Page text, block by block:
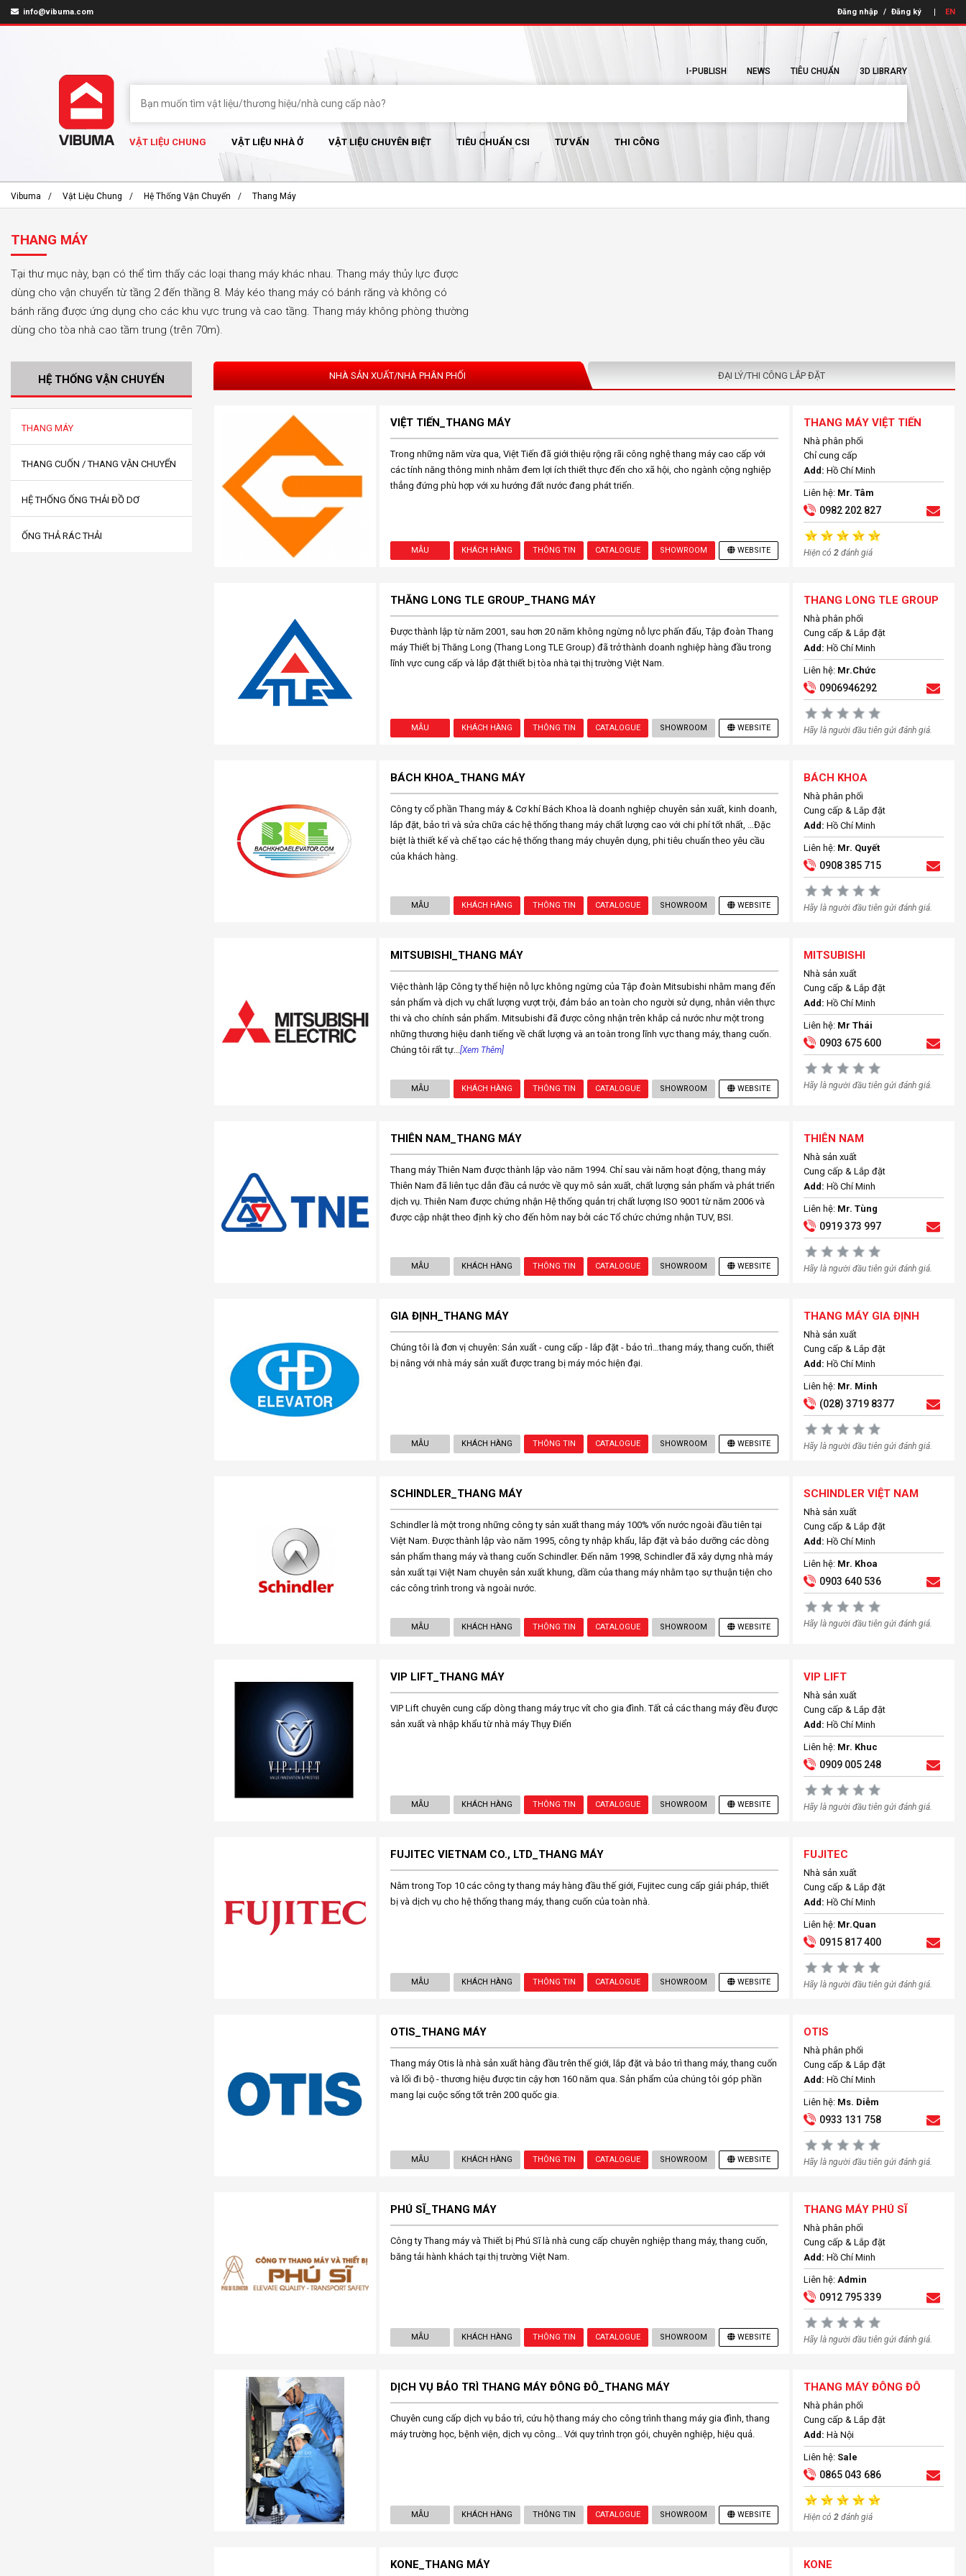
info@vibuma.com Đăng nhập / Đăng ký EN
I-PUBLISH NEWS TIÊU CHUẨN 3D LIBRARY
VẬT LIỆU CHUNG VẬT LIỆU NHÀ Ở VẬT LIỆU CHUYÊN BIỆT TIÊU CHUẨN CSI TƯ VẤN THI CÔNG
Vibuma Vật Liệu Chung Hệ Thống Vận Chuyển Thang Máy
THANG MÁY
Tại thư mục này, bạn có thể tìm thấy các loại thang máy khác nhau. Thang máy thủy lực được
dùng cho vận chuyển từ tầng 2 đến thầng 8. Máy kéo thang máy có bánh răng và không có
bánh răng được ứng dụng cho các khu vực trung và cao tầng. Thang máy không phòng thường
dùng cho tòa nhà cao tầm trung (trên 70m).
NHÀ SẢN XUẤT/NHÀ PHÂN PHỐI ĐẠI LÝ/THI CÔNG LẮP ĐẶT
VIỆT TIẾN_THANG MÁY
Trong những năm vừa qua, Việt Tiến đã giới thiệu rộng rãi công nghệ thang máy cao cấp với
các tính năng thông minh nhằm đem lợi ích thiết thực đến cho xã hội, cho ngành cộng nghiệp
thẳng đứng phù hợp với xu hướng đất nước đang phát triển.
MẪU KHÁCH HÀNG THÔNG TIN CATALOGUE SHOWROOM WEBSITE
THANG MÁY VIỆT TIẾN
Nhà phân phối
Chỉ cung cấp
Add: Hồ Chí Minh
Liên hệ: Mr. Tâm
0982 202 827
Hiện có2 đánh giá
THĂNG LONG TLE GROUP_THANG MÁY
Được thành lập từ năm 2001, sau hơn 20 năm không ngừng nỗ lực phấn đấu, Tập đoàn Thang
máy Thiết bị Thăng Long (Thang Long TLE Group) đã trở thành doanh nghiệp hàng đầu trong
lĩnh vực cung cấp và lắp đặt thiết bị tòa nhà tại thị trường Việt Nam.
MẪU KHÁCH HÀNG THÔNG TIN CATALOGUE SHOWROOM WEBSITE
THANG LONG TLE GROUP
Nhà phân phối
Cung cấp & Lắp đặt
Add: Hồ Chí Minh
Liên hệ: Mr.Chức
0906946292
Hãy là người đầu tiên gửi đánh giá.
BÁCH KHOA_THANG MÁY
Công ty cổ phần Thang máy & Cơ khí Bách Khoa là doanh nghiệp chuyên sản xuất, kinh doanh,
lắp đặt, bảo trì và sửa chữa các hệ thống thang máy chất lượng cao với chi phí tốt nhất, …Đặc
biệt là thiết kế và chế tạo các hệ thống thang máy chuyên dụng, phi tiêu chuẩn theo yêu cầu
của khách hàng.
MẪU KHÁCH HÀNG THÔNG TIN CATALOGUE SHOWROOM WEBSITE
BÁCH KHOA
Nhà phân phối
Cung cấp & Lắp đặt
Add: Hồ Chí Minh
Liên hệ: Mr. Quyết
0908 385 715
Hãy là người đầu tiên gửi đánh giá.
MITSUBISHI_THANG MÁY
Việc thành lập Công ty thể hiện nỗ lực không ngừng của Tập đoàn Mitsubishi nhằm mang đến
sản phẩm và dịch vụ chất lượng vượt trội, đảm bảo an toàn cho người sử dụng, nhân viên thực
thi và cho chính sản phẩm. Mitsubishi đã được công nhận trên khắp cả nước như một trong
những thương hiệu danh tiếng về chất lượng và an toàn trong lĩnh vực thang máy, thang cuốn.
Chúng tôi rất tự...[Xem Thêm]
MẪU KHÁCH HÀNG THÔNG TIN CATALOGUE SHOWROOM WEBSITE
MITSUBISHI
Nhà sản xuất
Cung cấp & Lắp đặt
Add: Hồ Chí Minh
Liên hệ: Mr Thái
0903 675 600
Hãy là người đầu tiên gửi đánh giá.
THIÊN NAM_THANG MÁY
Thang máy Thiên Nam được thành lập vào năm 1994. Chỉ sau vài năm hoạt động, thang máy
Thiên Nam đã liên tục dẫn đầu cả nước về quy mô sản xuất, chất lượng sản phẩm và phát triển
dịch vụ. Thiên Nam được chứng nhận Hệ thống quản trị chất lượng ISO 9001 từ năm 2006 và
được cập nhật theo định kỳ cho đến hôm nay bởi các Tổ chức chứng nhận TUV, BSI.
MẪU KHÁCH HÀNG THÔNG TIN CATALOGUE SHOWROOM WEBSITE
THIÊN NAM
Nhà sản xuất
Cung cấp & Lắp đặt
Add: Hồ Chí Minh
Liên hệ: Mr. Tùng
0919 373 997
Hãy là người đầu tiên gửi đánh giá.
GIA ĐỊNH_THANG MÁY
Chúng tôi là đơn vị chuyên: Sản xuất - cung cấp - lắp đặt - bảo trì…thang máy, thang cuốn, thiết
bị nâng với nhà máy sản xuất được trang bị máy móc hiện đại.
MẪU KHÁCH HÀNG THÔNG TIN CATALOGUE SHOWROOM WEBSITE
THANG MÁY GIA ĐỊNH
Nhà sản xuất
Cung cấp & Lắp đặt
Add: Hồ Chí Minh
Liên hệ: Mr. Minh
(028) 3719 8377
Hãy là người đầu tiên gửi đánh giá.
SCHINDLER_THANG MÁY
Schindler là một trong những công ty sản xuất thang máy 100% vốn nước ngoài đầu tiên tại
Việt Nam. Được thành lập vào năm 1995, công ty nhập khẩu, lắp đặt và bảo dưỡng các dòng
sản phẩm thang máy và thang cuốn Schindler. Đến năm 1998, Schindler đã xây dựng nhà máy
sản xuất tại Việt Nam chuyên sản xuất khung, dầm của thang máy nhằm tạo sự thuận tiện cho
các công trình trong và ngoài nước.
MẪU KHÁCH HÀNG THÔNG TIN CATALOGUE SHOWROOM WEBSITE
SCHINDLER VIỆT NAM
Nhà sản xuất
Cung cấp & Lắp đặt
Add: Hồ Chí Minh
Liên hệ: Mr. Khoa
0903 640 536
Hãy là người đầu tiên gửi đánh giá.
VIP LIFT_THANG MÁY
VIP Lift chuyên cung cấp dòng thang máy trục vít cho gia đình. Tất cả các thang máy đều được
sản xuất và nhập khẩu từ nhà máy Thụy Điển
MẪU KHÁCH HÀNG THÔNG TIN CATALOGUE SHOWROOM WEBSITE
VIP LIFT
Nhà sản xuất
Cung cấp & Lắp đặt
Add: Hồ Chí Minh
Liên hệ: Mr. Khuc
0909 005 248
Hãy là người đầu tiên gửi đánh giá.
FUJITEC VIETNAM CO., LTD_THANG MÁY
Nằm trong Top 10 các công ty thang máy hàng đầu thế giới, Fujitec cung cấp giải pháp, thiết
bị và dịch vụ cho hệ thống thang máy, thang cuốn của toàn nhà.
MẪU KHÁCH HÀNG THÔNG TIN CATALOGUE SHOWROOM WEBSITE
FUJITEC
Nhà sản xuất
Cung cấp & Lắp đặt
Add: Hồ Chí Minh
Liên hệ: Mr.Quan
0915 817 400
Hãy là người đầu tiên gửi đánh giá.
OTIS_THANG MÁY
Thang máy Otis là nhà sản xuất hàng đầu trên thế giới, lắp đặt và bảo trì thang máy, thang cuốn
và lối đi bộ - thương hiệu được tin cậy hơn 160 năm qua. Sản phẩm của chúng tôi góp phần
mang lại cuộc sống tốt trên 200 quốc gia.
MẪU KHÁCH HÀNG THÔNG TIN CATALOGUE SHOWROOM WEBSITE
OTIS
Nhà phân phối
Cung cấp & Lắp đặt
Add: Hồ Chí Minh
Liên hệ: Ms. Diễm
0933 131 758
Hãy là người đầu tiên gửi đánh giá.
PHÚ SĨ_THANG MÁY
Công ty Thang máy và Thiết bị Phú Sĩ là nhà cung cấp chuyên nghiệp thang máy, thang cuốn,
băng tải hành khách tại thị trường Việt Nam.
MẪU KHÁCH HÀNG THÔNG TIN CATALOGUE SHOWROOM WEBSITE
THANG MÁY PHÚ SĨ
Nhà phân phối
Cung cấp & Lắp đặt
Add: Hồ Chí Minh
Liên hệ:Admin
0912 795 339
Hãy là người đầu tiên gửi đánh giá.
DỊCH VỤ BẢO TRÌ THANG MÁY ĐÔNG ĐÔ_THANG MÁY
Chuyên cung cấp dịch vụ bảo trì, cứu hộ thang máy cho công trình thang máy gia đình, thang
máy trường học, bệnh viện, dịch vụ công... Với quy trình trọn gói, chuyên nghiệp, hiệu quả.
MẪU KHÁCH HÀNG THÔNG TIN CATALOGUE SHOWROOM WEBSITE
THANG MÁY ĐÔNG ĐÔ
Nhà phân phối
Cung cấp & Lắp đặt
Add: Hà Nội
Liên hệ: Sale
0865 043 686
Hiện có2 đánh giá
KONE_THANG MÁY KONE
HỆ THỐNG VẬN CHUYỂN
THANG MÁY
THANG CUỐN / THANG VẬN CHUYỂN
HỆ THỐNG ỐNG THẢI ĐỒ DƠ
ỐNG THẢ RÁC THẢI